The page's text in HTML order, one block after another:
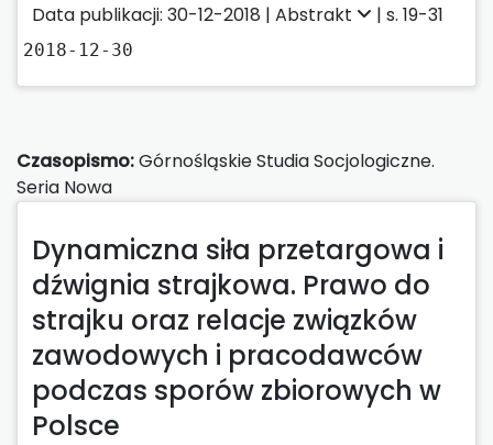
Data publikacji: 30-12-2018 | Abstrakt | s. 19-31
2018-12-30
Czasopismo:Górnośląskie Studia Socjologiczne.
Seria Nowa
Dynamiczna siła przetargowa i
dźwignia strajkowa. Prawo do
strajku oraz relacje związków
zawodowych i pracodawców
podczas sporów zbiorowych w
Polsce